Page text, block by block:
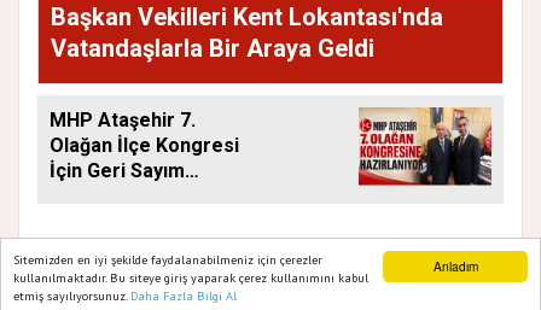
Anladım
Sitemizden en iyi şekilde faydalanabilmeniz için çerezler
kullanılmaktadır. Bu siteye giriş yaparak çerez kullanımını kabul
etmiş sayılıyorsunuz. Daha Fazla Bilgi Al
Başkan Vekilleri Kent Lokantası'nda
Vatandaşlarla Bir Araya Geldi
MHP Ataşehir 7.
Olağan İlçe Kongresi
İçin Geri Sayım
Ana Sayfa Web TV